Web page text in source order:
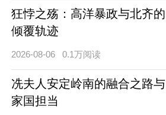
狂悖之殇：高洋暴政与北齐的
倾覆轨迹
2026-08-06 0.1万阅读
冼夫人安定岭南的融合之路与
家国担当